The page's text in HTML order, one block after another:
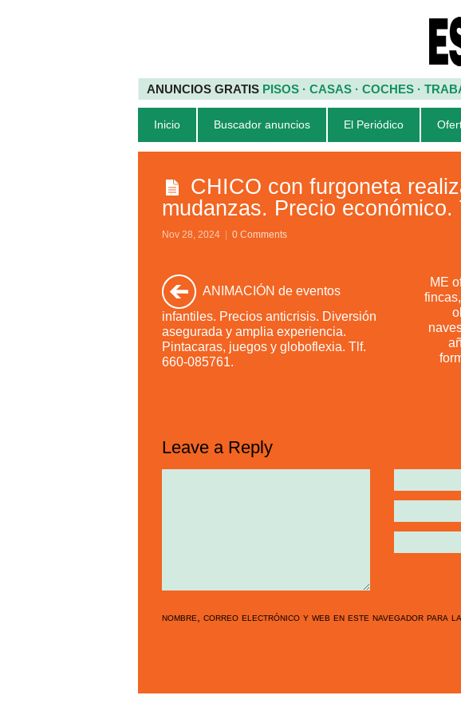
ANUNCIOS GRATIS PISOS · CASAS · COCHES ·
Inicio Buscador anuncios El Periódico
CHICO con furgoneta
mudanzas. Precio económico.
Nov 28, 2024 0 Comments
ANIMACIÓN de eventos
infantiles. Precios anticrisis. Diversión
asegurada y amplia experiencia.
Pintacaras, juegos y globoflexia. Tlf.
660-085761.
ME
Leave a Reply
nombre, correo electrónico y web en este navegador para la